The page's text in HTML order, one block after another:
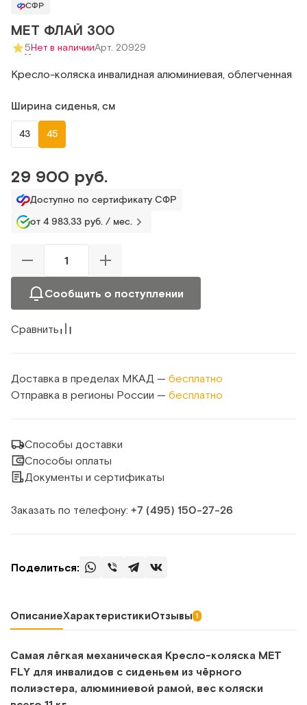
СФР
MET ФЛАЙ 300
5Нет в наличииАрт. 20929
Кресло-коляска инвалидная алюминиевая, облегченная
Ширина сиденья, см
43 45
29 900 руб.
Доступно по сертификату СФР
от 4 983.33 руб. / мес.
Сообщить о поступлении
Сравнить
Доставка в пределах МКАД — бесплатно
Отправка в регионы России — бесплатно
Способы доставки
Способы оплаты
Документы и сертификаты
Заказать по телефону: +7 (495) 150‑27‑26
Поделиться:
ОписаниеХарактеристикиОтзывы 1
Самая лёгкая механическая Кресло-коляска MET
FLY для инвалидов с сиденьем из чёрного
полиэстера, алюминиевой рамой, вес коляски